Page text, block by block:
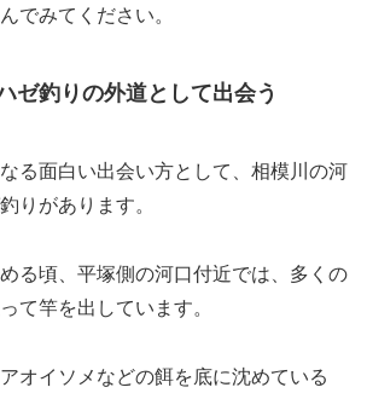
でみてください。
ゼ釣りの外道として出会う
る面白い出会い方として、相模川の河
りがあります。
る頃、平塚側の河口付近では、多くの
て竿を出しています。
オイソメなどの餌を底に沈めている